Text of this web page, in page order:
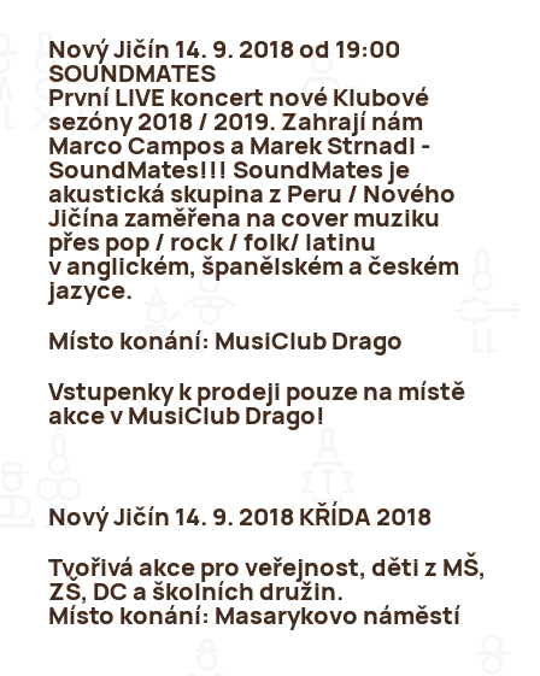
Nový Jičín 14. 9. 2018 od 19:00
SOUNDMATES
První LIVE koncert nové Klubové
sezóny 2018 / 2019. Zahrají nám
Marco Campos a Marek Strnadl -
SoundMates!!! SoundMates je
akustická skupina z Peru / Nového
Jičína zaměřena na cover muziku
přes pop / rock / folk/ latinu
v anglickém, španělském a českém
jazyce.
Místo konání: MusiClub Drago
Vstupenky k prodeji pouze na místě
akce v MusiClub Drago!
Nový Jičín 14. 9. 2018 KŘÍDA 2018
Tvořivá akce pro veřejnost, děti z MŠ,
ZŠ, DC a školních družin.
Místo konání: Masarykovo náměstí